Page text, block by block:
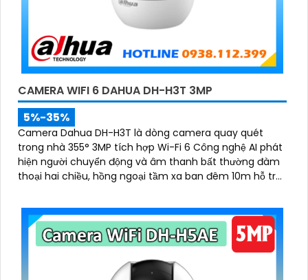
CAMERA WIFI 6 DAHUA DH-H3T 3MP
5%-35%
Camera Dahua DH-H3T là dòng camera quay quét
trong nhà 355° 3MP tích hợp Wi-Fi 6 Công nghệ AI phát
hiện người chuyển động và âm thanh bất thường đàm
thoại hai chiều, hồng ngoại tầm xa ban đêm 10m hỗ trợ
ứng dụng DMSS